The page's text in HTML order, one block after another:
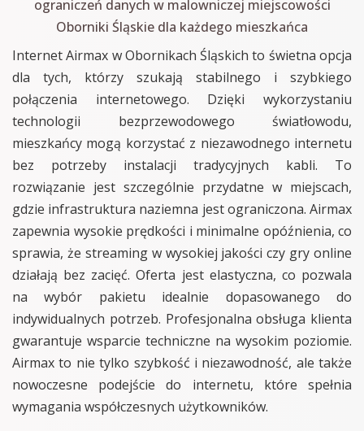
ograniczeń danych w malowniczej miejscowości
Oborniki Śląskie dla każdego mieszkańca
Internet Airmax w Obornikach Śląskich to świetna opcja
dla tych, którzy szukają stabilnego i szybkiego
połączenia internetowego. Dzięki wykorzystaniu
technologii bezprzewodowego światłowodu,
mieszkańcy mogą korzystać z niezawodnego internetu
bez potrzeby instalacji tradycyjnych kabli. To
rozwiązanie jest szczególnie przydatne w miejscach,
gdzie infrastruktura naziemna jest ograniczona. Airmax
zapewnia wysokie prędkości i minimalne opóźnienia, co
sprawia, że streaming w wysokiej jakości czy gry online
działają bez zacięć. Oferta jest elastyczna, co pozwala
na wybór pakietu idealnie dopasowanego do
indywidualnych potrzeb. Profesjonalna obsługa klienta
gwarantuje wsparcie techniczne na wysokim poziomie.
Airmax to nie tylko szybkość i niezawodność, ale także
nowoczesne podejście do internetu, które spełnia
wymagania współczesnych użytkowników.